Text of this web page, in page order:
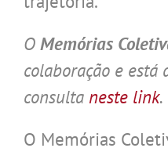
O Memórias
colaboração e está
consulta neste link.
O Memórias